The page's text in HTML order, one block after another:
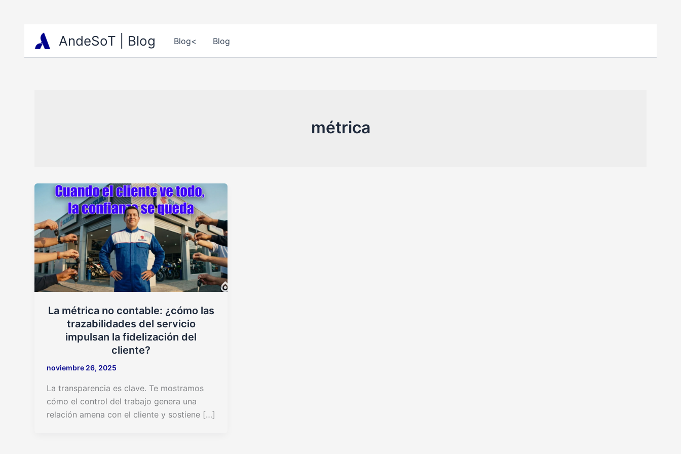
contenido
AndeSoT | Blog Blog< Blog
métrica
La métrica no contable: ¿cómo las
trazabilidades del servicio
impulsan la fidelización del
cliente?
noviembre 26, 2025
La transparencia es clave. Te mostramos
cómo el control del trabajo genera una
relación amena con el cliente y sostiene […]